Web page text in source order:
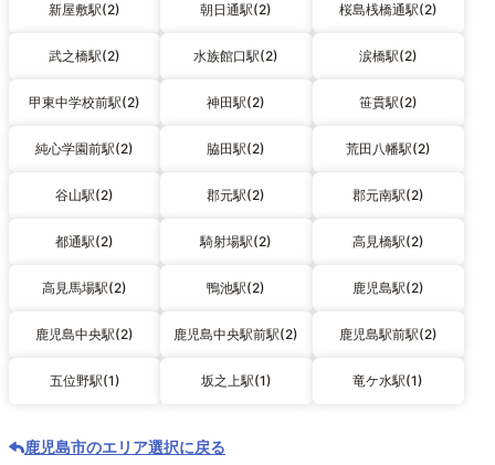
新屋敷駅(2) 朝日通駅(2) 桜島桟橋通駅(2)
武之橋駅(2) 水族館口駅(2) 涙橋駅(2)
甲東中学校前駅(2) 神田駅(2) 笹貫駅(2)
純心学園前駅(2) 脇田駅(2) 荒田八幡駅(2)
谷山駅(2) 郡元駅(2) 郡元南駅(2)
都通駅(2) 騎射場駅(2) 高見橋駅(2)
高見馬場駅(2) 鴨池駅(2) 鹿児島駅(2)
鹿児島中央駅(2) 鹿児島中央駅前駅(2) 鹿児島駅前駅(2)
五位野駅(1) 坂之上駅(1) 竜ケ水駅(1)
鹿児島市のエリア選択に戻る